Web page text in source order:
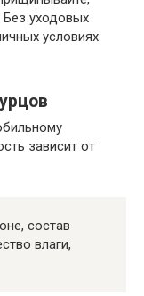
Без уходовых
условиях
зависит от
состав
влаги,